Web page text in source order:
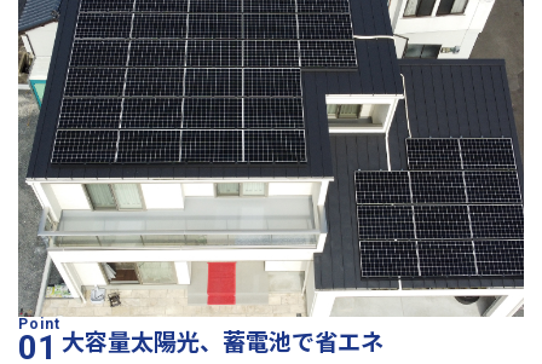
大容量太陽光、蓄電池で省エネ